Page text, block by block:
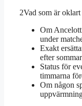
2Vad som är oklart
Om
under
Exakt
efter
Status för
timmarna
Om någon